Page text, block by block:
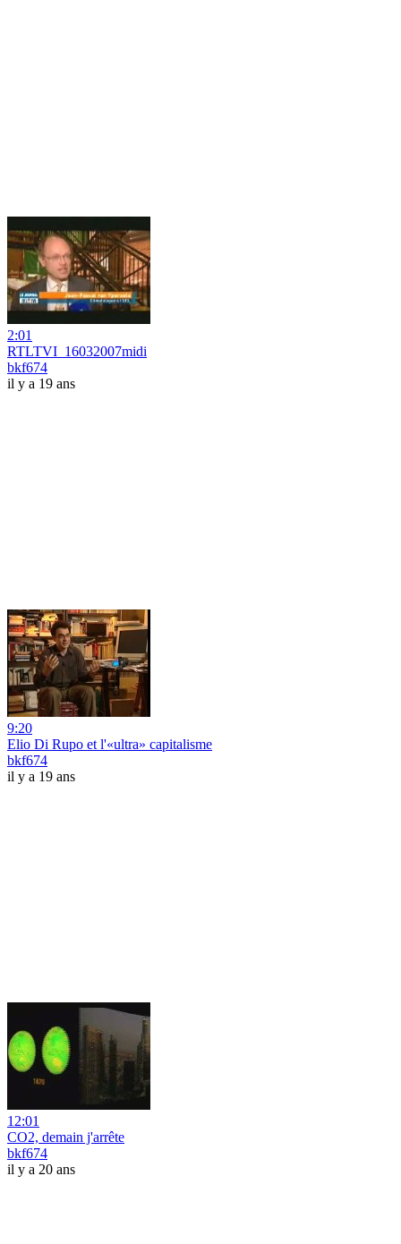
2:01
RTLTVI_16032007midi
bkf674
il y a 19 ans
9:20
Elio Di Rupo et l'«ultra» capitalisme
bkf674
il y a 19 ans
12:01
CO2, demain j'arrête
bkf674
il y a 20 ans